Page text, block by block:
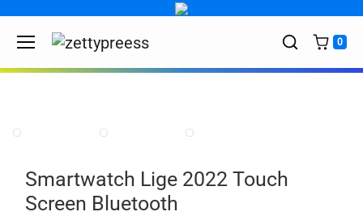
0
Smartwatch Lige 2022 Touch
Screen Bluetooth